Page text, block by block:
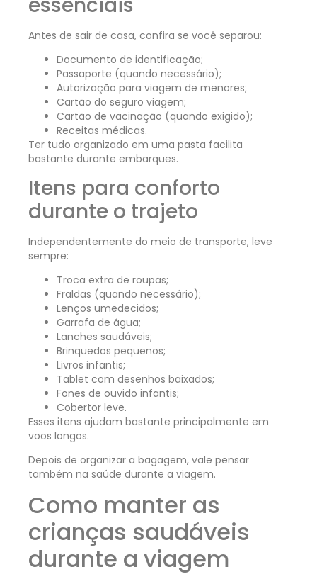
Antes de sair de casa, confira se você separou:
Documento de identificação;
Passaporte (quando necessário);
Autorização para viagem de menores;
Cartão do seguro viagem;
Cartão de vacinação (quando exigido);
Receitas médicas.
Ter tudo organizado em uma pasta facilita
bastante durante embarques.
Itens para conforto
durante o trajeto
Independentemente do meio de transporte, leve
sempre:
Troca extra de roupas;
Fraldas (quando necessário);
Lenços umedecidos;
Garrafa de água;
Lanches saudáveis;
Brinquedos pequenos;
Livros infantis;
Tablet com desenhos baixados;
Fones de ouvido infantis;
Cobertor leve.
Esses itens ajudam bastante principalmente em
voos longos.
Depois de organizar a bagagem, vale pensar
também na saúde durante a viagem.
Como manter as
crianças saudáveis
durante a viagem